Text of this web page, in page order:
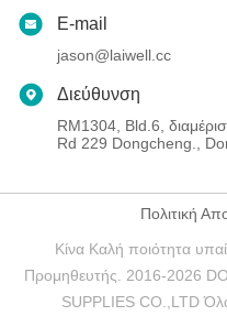
E-mail
jason@laiwell.cc
Διεύθυνση
RM1304, Bld.6,
Rd 229 Dongcheng.,
Πολιτική
Κίνα Καλή ποιότητα
Προμηθευτής. 2016-2026
SUPPLIES CO.,LTD Όλα